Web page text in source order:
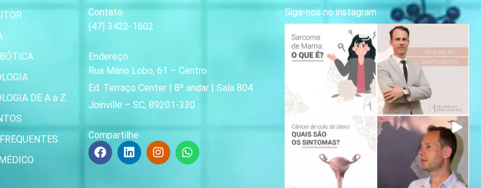
DE A a Z
Contato
(47) 3422-1602
Endereço
Rua Mário Lobo, 61 – Centro
Ed. Terraço Center | 8º andar | Sala 804
Joinville – SC, 89201-330
Compartilhe
F
a
L
i
I
n
W
h
Siga-nos no instagram